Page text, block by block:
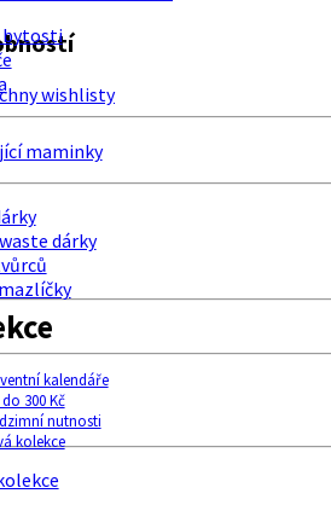
wishlisty
bytosti
maminky
dárky
kalendáře
300 Kč
nutnosti
kolekce